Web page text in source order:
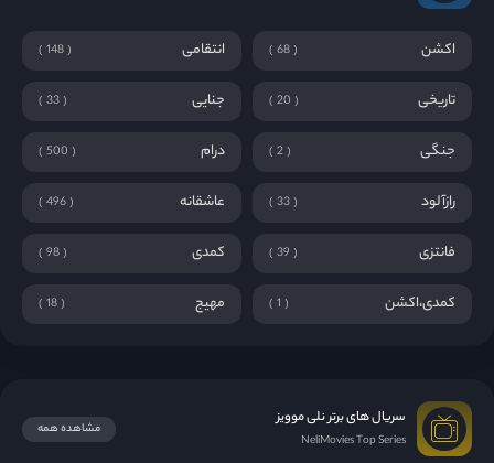
اکشن 68 انتقامی 148
تاریخی 20 جنایی 33
جنگی 2 درام 500
رازآلود 33 عاشقانه 496
فانتزی 39 کمدی 98
کمدی،اکشن 1 مهیج 18
سریال های برتر نلی موویز
NeliMovies Top Series
مشاهده همه